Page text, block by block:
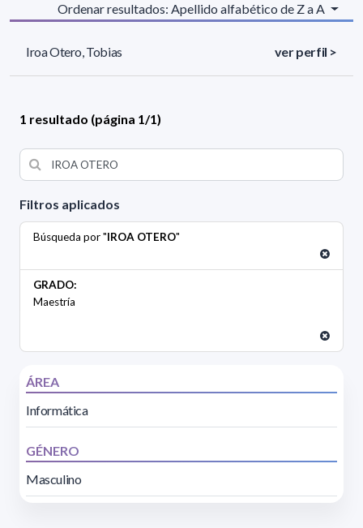
Filtros aplicados
Búsqueda por "IROA OTERO"
GRADO:
Maestría
ÁREA
Informática
GÉNERO
Masculino
Ordenar resultados: Apellido alfabético de Z a A
Iroa Otero, Tobias ver perfil >
1 resultado (página 1/1)